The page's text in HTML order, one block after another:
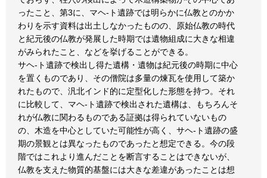
ったこと、第3に、マヘ-ト遺跡では明らかに仏教とのかか
わりを示す資料は出土しなかったものの、原始仏教の時代
と紀元後の仏教が発展した時期では遺物組成に大きな相違
がみられたこと、などを挙げることができる。
サヘ-ト遺跡で検出し得た遺構・遺物は紀元後の時期に中心
を置くものであり、その僧院は多量の煉瓦を使用して築か
れたもので、汎北インド的に定型化した形態を持つ。それ
に比較して、マヘ-ト遺跡で検出された遺構は、もちろんそ
れが仏教に関わるものである証拠は得られていないもの
の、木造を中心としていた可能性が高く、サヘ-ト遺跡の盛
期の景観とは異なったものであったと想定できる。今の段
階ではこれより進んだことを断言することはできないが、
仏教を支えた物質的基盤には大きな差違があったことは想